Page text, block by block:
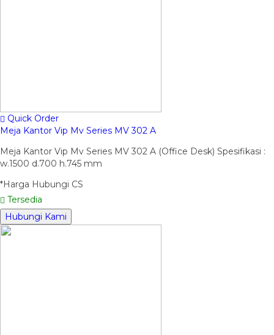
Quick Order
Meja Kantor Vip Mv Series MV 302 A
Meja Kantor Vip Mv Series MV 302 A (Office Desk) Spesifikasi :
w.1500 d.700 h.745 mm
*Harga Hubungi CS
Tersedia
Hubungi Kami